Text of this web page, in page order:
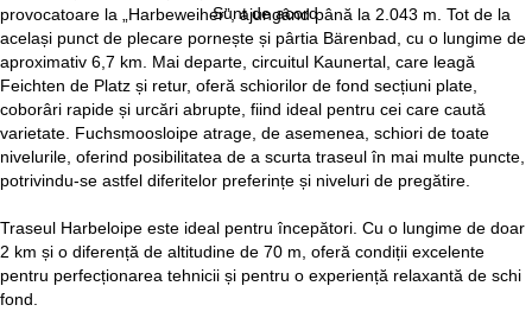
Sunt de acord
provocatoare la „Harbeweiher”, ajungând până la 2.043 m. Tot de la
același punct de plecare pornește și pârtia Bärenbad, cu o lungime de
aproximativ 6,7 km. Mai departe, circuitul Kaunertal, care leagă
Feichten de Platz și retur, oferă schiorilor de fond secțiuni plate,
coborâri rapide și urcări abrupte, fiind ideal pentru cei care caută
varietate. Fuchsmoosloipe atrage, de asemenea, schiori de toate
nivelurile, oferind posibilitatea de a scurta traseul în mai multe puncte,
potrivindu-se astfel diferitelor preferințe și niveluri de pregătire.
Traseul Harbeloipe este ideal pentru începători. Cu o lungime de doar
2 km și o diferență de altitudine de 70 m, oferă condiții excelente
pentru perfecționarea tehnicii și pentru o experiență relaxantă de schi
fond.